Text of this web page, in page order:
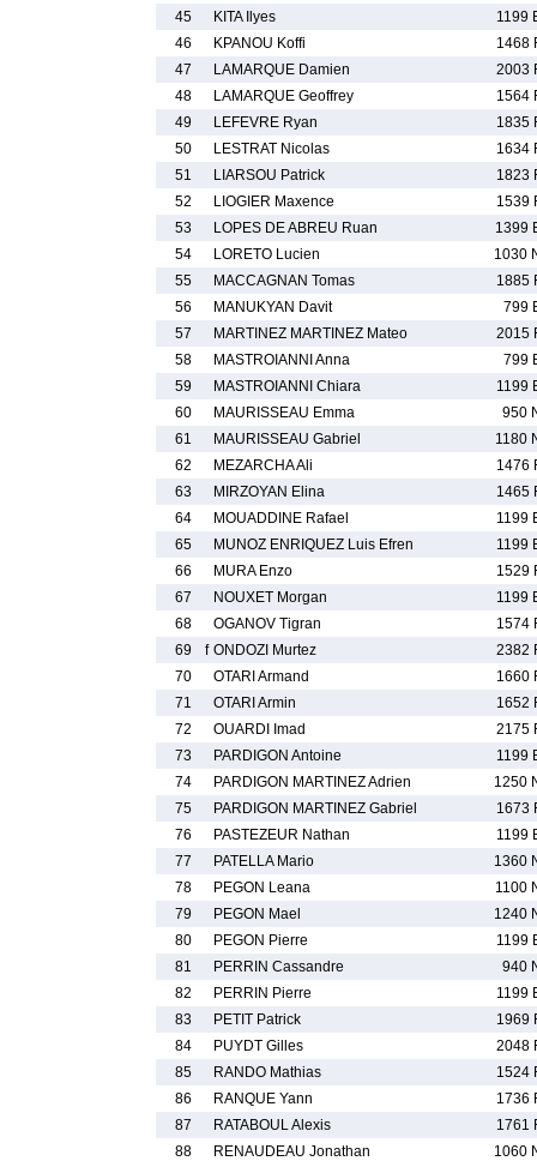
45
KITA Ilyes
1199
46
KPANOU Koffi
1468
47
LAMARQUE Damien
2003
48
LAMARQUE Geoffrey
1564
49
LEFEVRE Ryan
1835
50
LESTRAT Nicolas
1634
51
LIARSOU Patrick
1823
52
LIOGIER Maxence
1539
53
LOPES DE ABREU Ruan
1399
54
LORETO Lucien
1030
55
MACCAGNAN Tomas
1885
56
MANUKYAN Davit
799
57
MARTINEZ MARTINEZ Mateo
2015
58
MASTROIANNI Anna
799
59
MASTROIANNI Chiara
1199
60
MAURISSEAU Emma
950
61
MAURISSEAU Gabriel
1180
62
MEZARCHA Ali
1476
63
MIRZOYAN Elina
1465
64
MOUADDINE Rafael
1199
65
MUNOZ ENRIQUEZ Luis Efren
1199
66
MURA Enzo
1529
67
NOUXET Morgan
1199
68
OGANOV Tigran
1574
69
f ONDOZI Murtez
2382
70
OTARI Armand
1660
71
OTARI Armin
1652
72
OUARDI Imad
2175
73
PARDIGON Antoine
1199
74
PARDIGON MARTINEZ Adrien
1250
75
PARDIGON MARTINEZ Gabriel
1673
76
PASTEZEUR Nathan
1199
77
PATELLA Mario
1360
78
PEGON Leana
1100
79
PEGON Mael
1240
80
PEGON Pierre
1199
81
PERRIN Cassandre
940
82
PERRIN Pierre
1199
83
PETIT Patrick
1969
84
PUYDT Gilles
2048
85
RANDO Mathias
1524
86
RANQUE Yann
1736
87
RATABOUL Alexis
1761
88
RENAUDEAU Jonathan
1060